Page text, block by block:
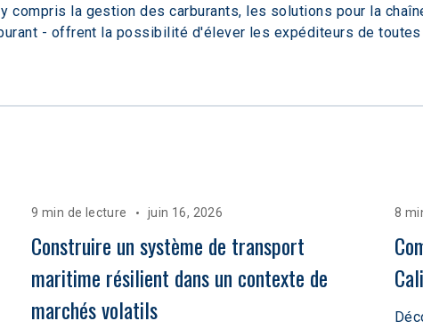
compris la gestion des carburants, les solutions pour la
- offrent la possibilité d'élever les expéditeurs de toutes
9 min de lecture juin 16, 2026
Construire un système de transport
maritime résilient dans un contexte de
marchés volatils
8